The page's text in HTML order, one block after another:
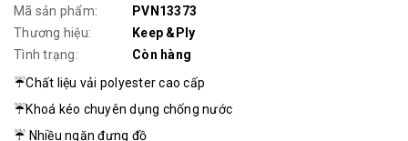
Mã sản phẩm:
PVN13373
Thương hiệu:
Keep &Ply
Tình trạng:
Còn hàng
☔️Chất liệu vải polyester cao cấp
☔️Khoá kéo chuyên dụng chống nước
☔️ Nhiều ngăn đựng đồ